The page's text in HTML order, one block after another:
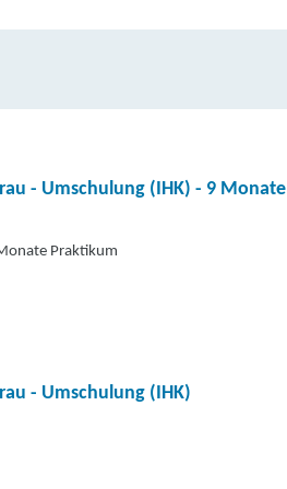
- Umschulung (IHK) - 9 Monate
Praktikum
- Umschulung (IHK)